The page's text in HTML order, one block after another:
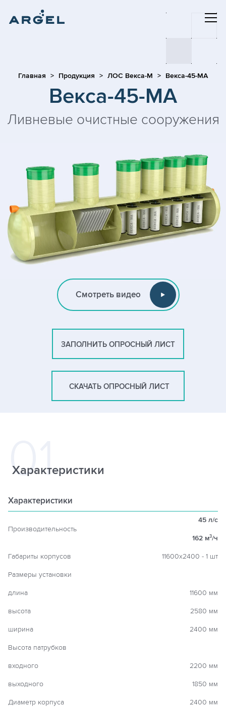
Главная Продукция ЛОС Векса-М Векса-45-МА
Векса-45-МА
Ливневые очистные сооружения
ЗАПОЛНИТЬ ОПРОСНЫЙ ЛИСТ
СКАЧАТЬ ОПРОСНЫЙ ЛИСТ
Смотреть видео
Характеристики
Характеристики
Производительность
45 л/с
162 м3/ч
Габариты корпусов 11600х2400 - 1 шт
Размеры установки
длина 11600 мм
высота 2580 мм
ширина 2400 мм
Высота патрубков
входного 2200 мм
выходного 1850 мм
Диаметр корпуса 2400 мм